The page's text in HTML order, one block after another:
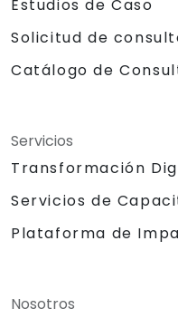
Estudios de Caso
Solicitud de
Catálogo de
Servicios
Transformación
Servicios de
Plataforma de
Nosotros